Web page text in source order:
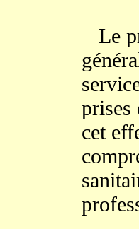
Le
prises
cet